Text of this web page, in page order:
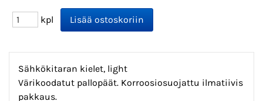
kpl
Sähkökitaran kielet, light
Värikoodatut pallopäät. Korroosiosuojattu ilmatiivis
pakkaus.